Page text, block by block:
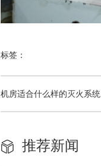
标签：
机房适合什么样的灭火系统
推荐新闻